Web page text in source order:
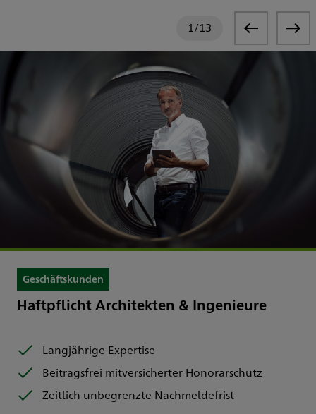
1/13
Geschäftskunden
Haftpflicht Architekten & Ingenieure
Langjährige Expertise
Beitragsfrei mitversicherter Honorarschutz
Zeitlich unbegrenzte Nachmeldefrist